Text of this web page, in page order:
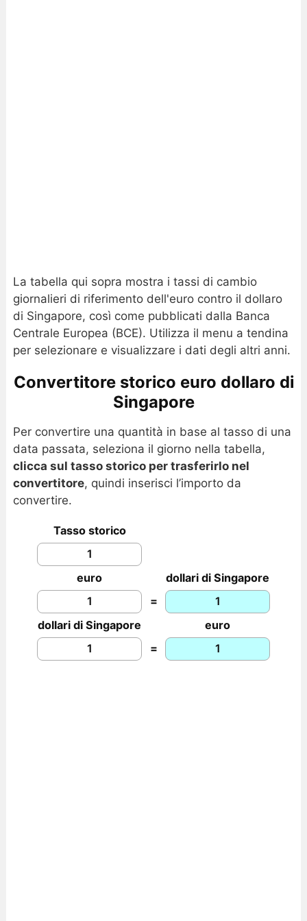
La tabella qui sopra mostra i tassi di cambio
giornalieri di riferimento dell'euro contro il dollaro
di Singapore, così come pubblicati dalla Banca
Centrale Europea (BCE). Utilizza il menu a tendina
per selezionare e visualizzare i dati degli altri anni.
Convertitore storico euro dollaro di
Singapore
Per convertire una quantità in base al tasso di una
data passata, seleziona il giorno nella tabella,
clicca sul tasso storico per trasferirlo nel
convertitore, quindi inserisci l’importo da
convertire.
Tasso storico
euro
dollari di Singapore
=
dollari di Singapore
euro
=